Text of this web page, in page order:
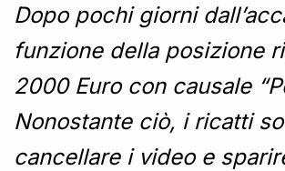
Dopo pochi giorni
funzione della posizione
2000 Euro con causale
Nonostante ciò, i ricatti
cancellare i video e